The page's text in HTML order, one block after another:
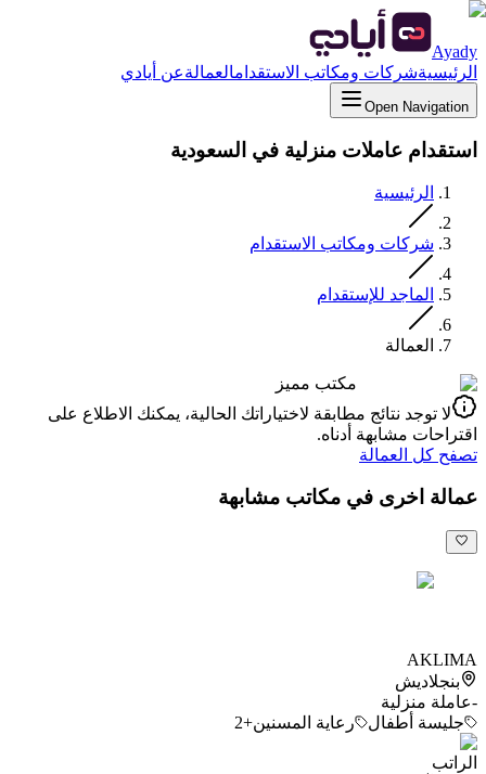
Ayady
الرئيسيةشركات ومكاتب الاستقدامالعمالةعن أيادي
Open Navigation
استقدام عاملات منزلية في السعودية
الرئيسية
شركات ومكاتب الاستقدام
الماجد للإستقدام
العمالة
مكتب مميز
لا توجد نتائج مطابقة لاختياراتك الحالية، يمكنك الاطلاع على
اقتراحات مشابهة أدناه.
تصفح كل العمالة
عمالة اخرى في مكاتب مشابهة
AKLIMA
بنجلاديش
-عاملة منزلية
جليسة أطفال
رعاية المسنين+2
الراتب